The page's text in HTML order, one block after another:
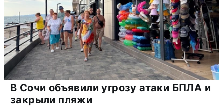
В Сочи объявили угрозу атаки БПЛА и
закрыли пляжи